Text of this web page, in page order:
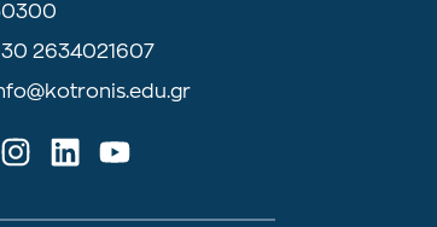
2634021607